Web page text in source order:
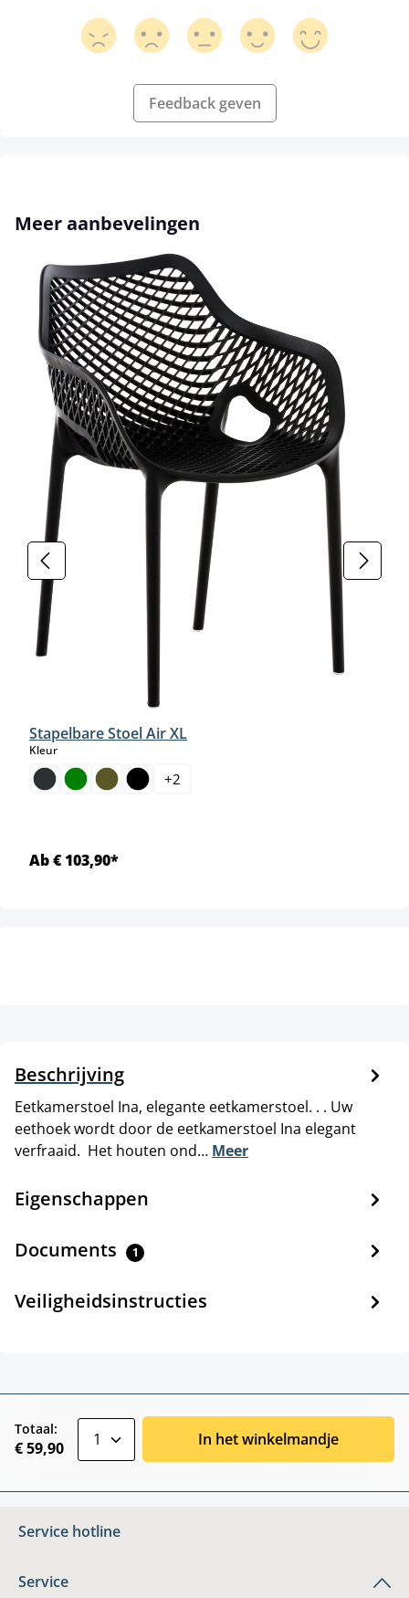
Feedback geven
Productgalerij overslaan
Meer aanbevelingen
Stapelbare Stoel Air XL
Kleurselect
+2
Ab € 103,90*
Beschrijving
Eetkamerstoel Ina, elegante eetkamerstoel. . . Uw
eethoek wordt door de eetkamerstoel Ina elegant
verfraaid. Het houten ond… Meer
Eigenschappen
Documents 1
Veiligheidsinstructies
Totaal:
€ 59,90 In het winkelmandje
Service hotline
Service